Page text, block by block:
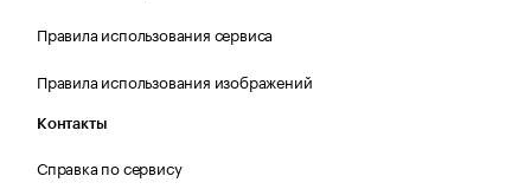
Правила использования сервиса
Правила использования изображений
Контакты
Справка по сервису